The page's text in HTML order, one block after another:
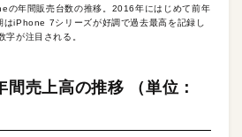
の年間販売台数の推移。2016年にはじめて前年
iPhone 7シリーズが好調で過去最高を記録し
が注目される。
間売上高の推移 （単位：